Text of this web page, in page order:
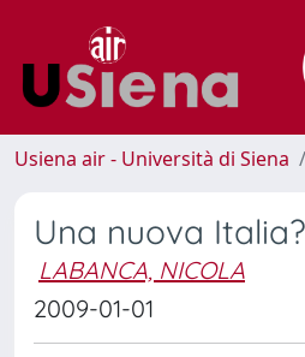
Usiena air - Università di Siena
Una nuova
LABANCA, NICOLA
2009-01-01